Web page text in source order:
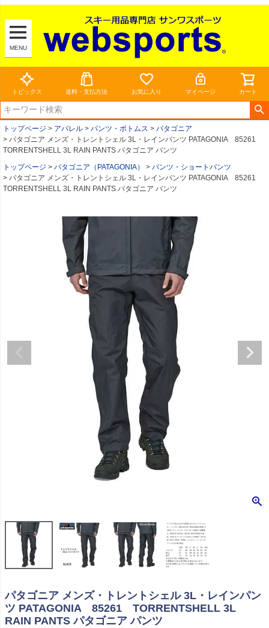
MENU
トピックス 送料・支払方法 お気に入り マイページ カート
トップページ アパレル パンツ・ボトムス
パタゴニア
パタゴニア メンズ・トレントシェル 3L・レインパンツ PATAGONIA 85261
TORRENTSHELL 3L RAIN PANTS パタゴニア パンツ
トップページ
パタゴニア（PATAGONIA）
パンツ・ショートパンツ
パタゴニア メンズ・トレントシェル 3L・レインパンツ PATAGONIA 85261
TORRENTSHELL 3L RAIN PANTS パタゴニア パンツ
パタゴニア メンズ・トレントシェル 3L・レインパン
ツ PATAGONIA 85261 TORRENTSHELL 3L
RAIN PANTS パタゴニア パンツ